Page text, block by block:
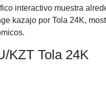
interactivo muestra
kazajo por Tola 24K,
KZT Tola 24K